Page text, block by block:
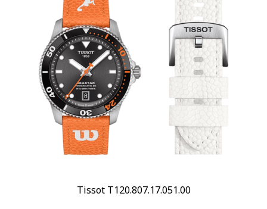
Tissot T120.807.17.051.00